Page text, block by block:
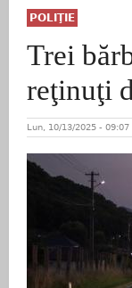
POLIŢIE
Trei
reţinuţi
Lun, 10/13/2025 - 09:07